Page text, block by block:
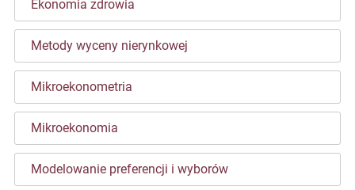
Ekonomia zdrowia
Metody wyceny nierynkowej
Mikroekonometria
Mikroekonomia
Modelowanie preferencji i wyborów